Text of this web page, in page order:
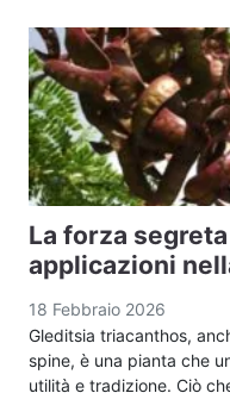
La forza
applicazioni
18 Febbraio 2026
Gleditsia triacanthos,
spine, è una pianta che
utilità e tradizione. Ciò